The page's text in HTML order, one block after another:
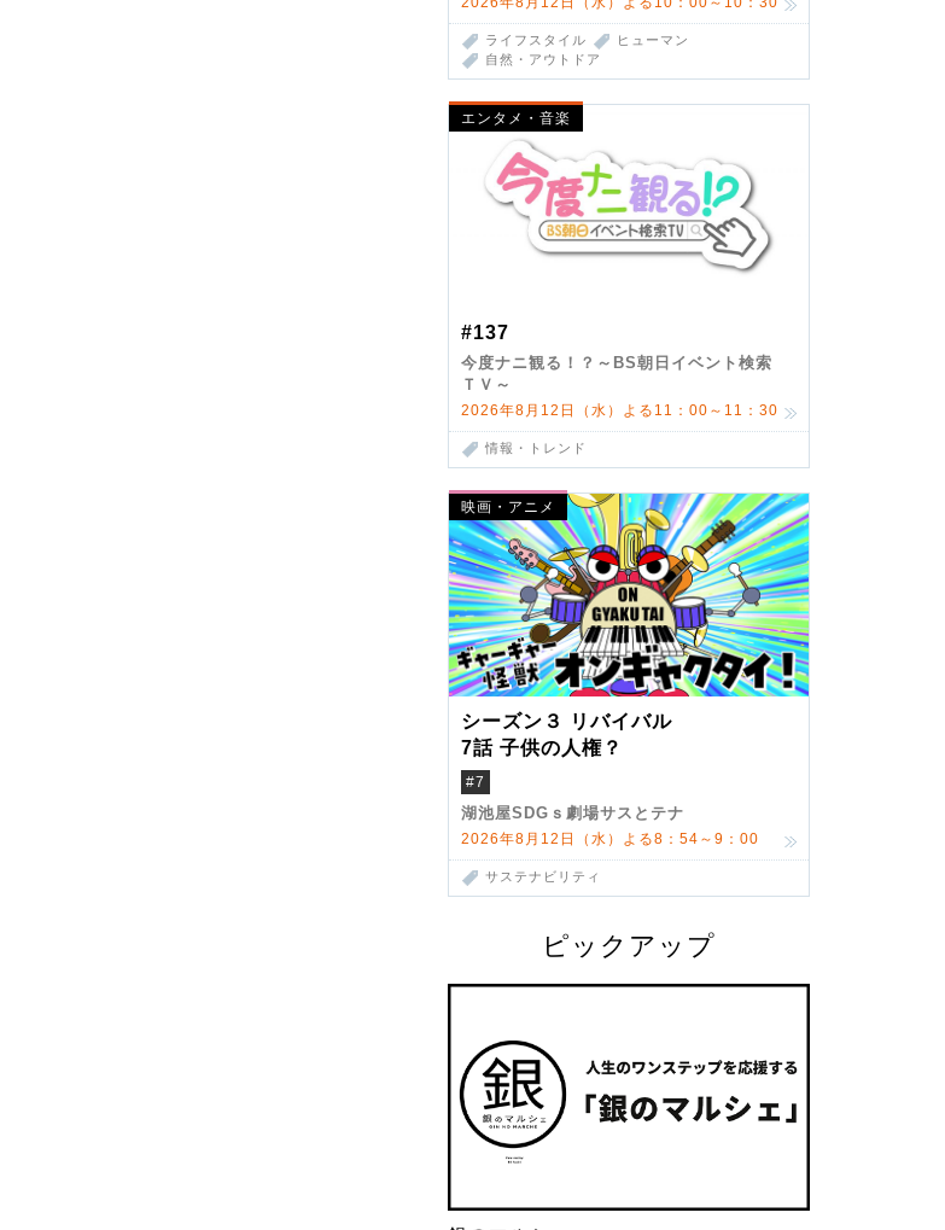
ライフスタイル
ヒューマン
自然・アウトドア
エンタメ・音楽
#137
今度ナニ観る！？～BS朝日イベント検索
ＴＶ～
2026年8月12日（水）よる11：00～11：30
情報・トレンド
映画・アニメ
シーズン３ リバイバル
7話 子供の人権？
#7
湖池屋SDGｓ劇場サスとテナ
2026年8月12日（水）よる8：54～9：00
サステナビリティ
ピックアップ